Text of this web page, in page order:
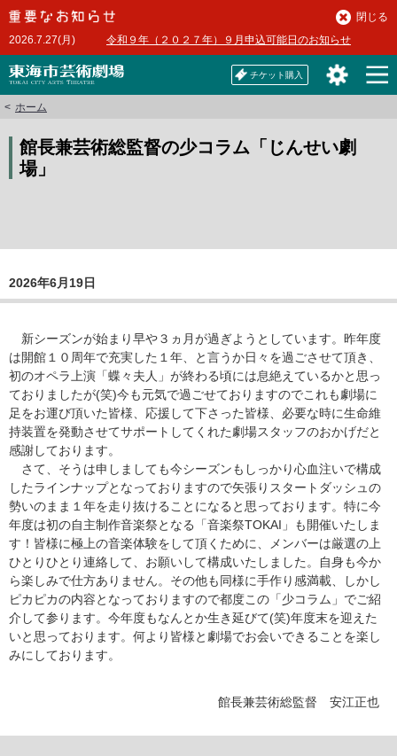
本
文
へ2026.7.27(月) 令和９年（２０２７年）９月申込可能日のお知らせ
閉じる
チケット購入
ホーム
館長兼芸術総監督の少コラム「じんせい劇
場」
2026年6月19日
新シーズンが始まり早や３ヵ月が過ぎようとしています。昨年度
は開館１０周年で充実した１年、と言うか日々を過ごさせて頂き、
初のオペラ上演「蝶々夫人」が終わる頃には息絶えているかと思っ
ておりましたが(笑)今も元気で過ごせておりますのでこれも劇場に
足をお運び頂いた皆様、応援して下さった皆様、必要な時に生命維
持装置を発動させてサポートしてくれた劇場スタッフのおかげだと
感謝しております。
さて、そうは申しましても今シーズンもしっかり心血注いで構成
したラインナップとなっておりますので矢張りスタートダッシュの
勢いのまま１年を走り抜けることになると思っております。特に今
年度は初の自主制作音楽祭となる「音楽祭TOKAI」も開催いたしま
す！皆様に極上の音楽体験をして頂くために、メンバーは厳選の上
ひとりひとり連絡して、お願いして構成いたしました。自身も今か
ら楽しみで仕方ありません。その他も同様に手作り感満載、しかし
ピカピカの内容となっておりますので都度この「少コラム」でご紹
介して参ります。今年度もなんとか生き延びて(笑)年度末を迎えた
いと思っております。何より皆様と劇場でお会いできることを楽し
みにしております。
館長兼芸術総監督 安江正也